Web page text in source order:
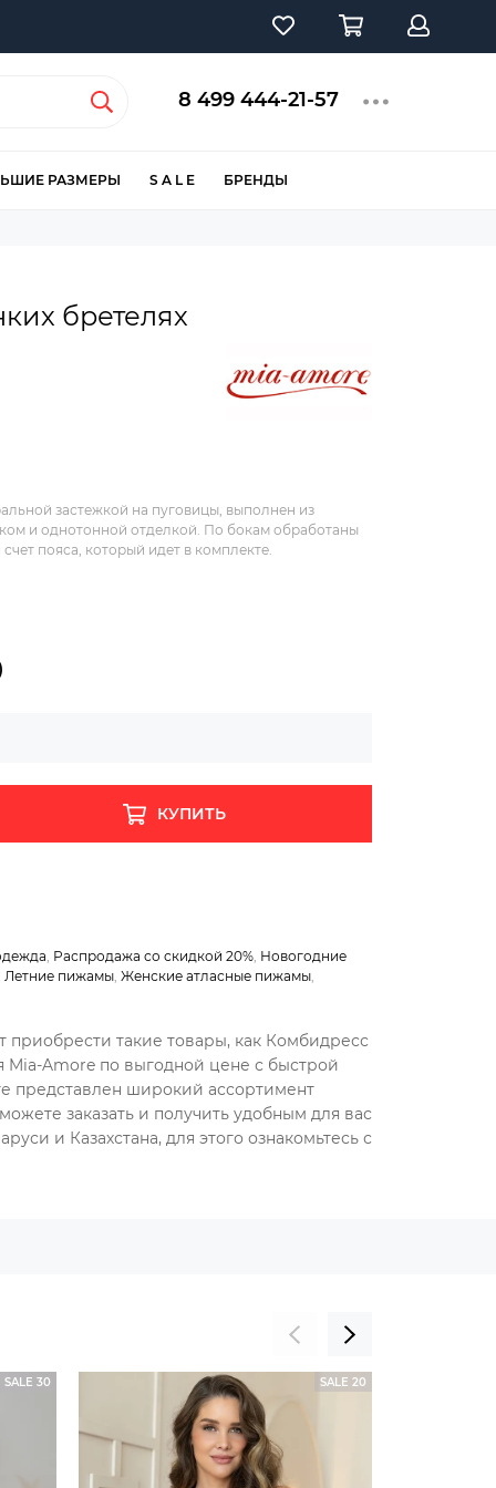
8 499 444-21-57
РАЗМЕРЫ S A L E БРЕНДЫ
бретелях
застежкой на пуговицы, выполнен из
и однотонной отделкой. По бокам обработаны
пояса, который идет в комплекте.
КУПИТЬ
, Распродажа со скидкой 20%, Новогодние
Летние пижамы, Женские атласные пижамы,
приобрести такие товары, как Комбидресс
Mia-Amore по выгодной цене с быстрой
представлен широкий ассортимент
заказать и получить удобным для вас
и Казахстана, для этого ознакомьтесь с
SALE 30 SALE 20